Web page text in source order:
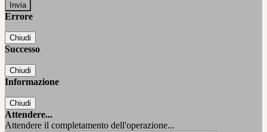
Errore
Chiudi
Successo
Chiudi
Informazione
Chiudi
Attendere...
Attendere il completamento dell'operazione...